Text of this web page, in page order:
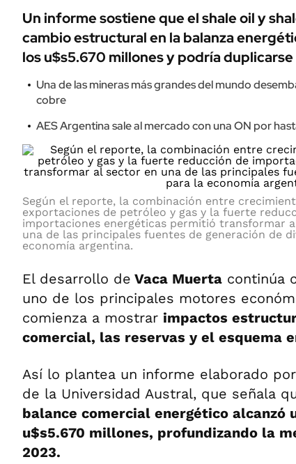
Un informe sostiene que el shale oil y
cambio estructural en la balanza
los u$s5.670 millones y podría
Una de las mineras más grandes del mundo
cobre
AES Argentina sale al mercado con una ON por
Según el reporte, la combinación entre
exportaciones de petróleo y gas y la fuerte
importaciones energéticas permitió transformar
una de las principales fuentes de generación de
economía argentina.
El desarrollo de Vaca Muerta continúa
uno de los principales motores
comienza a mostrar impactos
comercial, las reservas y el esquema
Así lo plantea un informe elaborado
de la Universidad Austral, que señala
balance comercial energético alcanzó
u$s5.670 millones, profundizando la
2023.